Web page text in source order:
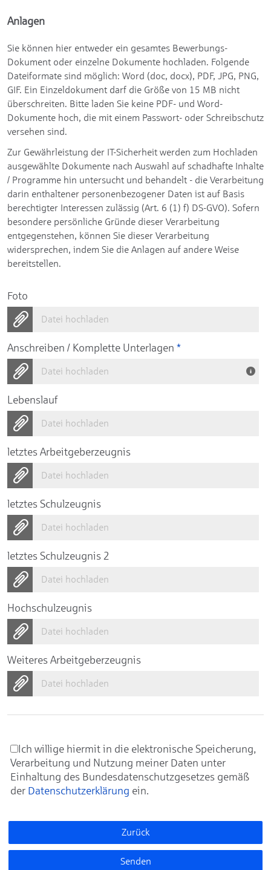
Anlagen
Sie können hier entweder ein gesamtes Bewerbungs-
Dokument oder einzelne Dokumente hochladen. Folgende
Dateiformate sind möglich: Word (doc, docx), PDF, JPG, PNG,
GIF. Ein Einzeldokument darf die Größe von 15 MB nicht
überschreiten. Bitte laden Sie keine PDF- und Word-
Dokumente hoch, die mit einem Passwort- oder Schreibschutz
versehen sind.
Zur Gewährleistung der IT-Sicherheit werden zum Hochladen
ausgewählte Dokumente nach Auswahl auf schadhafte Inhalte
/ Programme hin untersucht und behandelt - die Verarbeitung
darin enthaltener personenbezogener Daten ist auf Basis
berechtigter Interessen zulässig (Art. 6 (1) f) DS-GVO). Sofern
besondere persönliche Gründe dieser Verarbeitung
entgegenstehen, können Sie dieser Verarbeitung
widersprechen, indem Sie die Anlagen auf andere Weise
bereitstellen.
Foto
Datei hochladen
Anschreiben / Komplette Unterlagen *
Datei hochladen
Lebenslauf
Datei hochladen
letztes Arbeitgeberzeugnis
Datei hochladen
letztes Schulzeugnis
Datei hochladen
letztes Schulzeugnis 2
Datei hochladen
Hochschulzeugnis
Datei hochladen
Weiteres Arbeitgeberzeugnis
Datei hochladen
Ich willige hiermit in die elektronische Speicherung,
Verarbeitung und Nutzung meiner Daten unter
Einhaltung des Bundesdatenschutzgesetzes gemäß
der Datenschutzerklärung ein.
Zurück
Senden